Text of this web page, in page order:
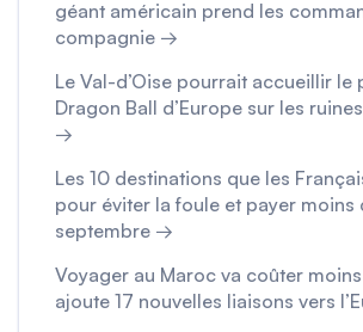
géant américain prend les
compagnie →
Le Val-d’Oise pourrait accueillir le
Dragon Ball d’Europe sur les
→
Les 10 destinations que les
pour éviter la foule et payer moins
septembre →
Voyager au Maroc va coûter
ajoute 17 nouvelles liaisons vers